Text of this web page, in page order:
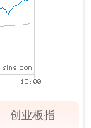
创业板指